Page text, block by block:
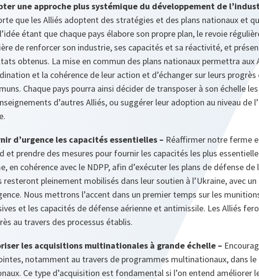
une approche plus systémique du développement de
que les Alliés adoptent des stratégies et des plans nationaux et
étant que chaque pays élabore son propre plan, le revoie
de renforcer son industrie, ses capacités et sa réactivité, et
obtenus. La mise en commun des plans nationaux permettra aux
et la cohérence de leur action et d’échanger sur leurs
Chaque pays pourra ainsi décider de transposer à son échelle
d’autres Alliés, ou suggérer leur adoption au niveau de
d’urgence les capacités essentielles – Réaffirmer notre ferme
et prendre des mesures pour fournir les capacités les plus
en cohérence avec le NDPP, afin d’exécuter les plans de défense de
resteront pleinement mobilisés dans leur soutien à l’Ukraine, avec
Nous mettrons l’accent dans un premier temps sur les
et les capacités de défense aérienne et antimissile. Les Alliés
au travers des processus établis.
les acquisitions multinationales à grande échelle –
notamment au travers de programmes multinationaux, dans le
Ce type d’acquisition est fondamental si l’on entend améliorer